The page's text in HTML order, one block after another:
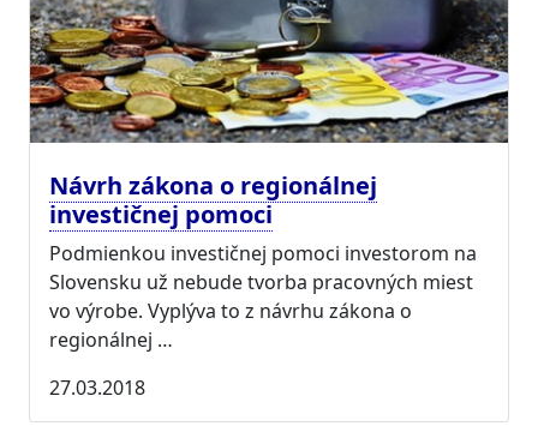
Návrh zákona o regionálnej
investičnej pomoci
Podmienkou investičnej pomoci investorom na
Slovensku už nebude tvorba pracovných miest
vo výrobe. Vyplýva to z návrhu zákona o
regionálnej …
27.03.2018